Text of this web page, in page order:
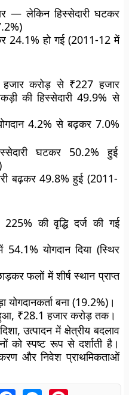
— लेकिन हिस्सेदारी घटकर
24.1% हो गई (2011-12 में
करोड़ से ₹227 हजार
की हिस्सेदारी 49.9% से
4.2% से बढ़कर 7.0%
घटकर 50.2% हुई
बढ़कर 49.8% हुई (2011-
की वृद्धि दर्ज की गई
योगदान दिया (स्थिर
फलों में शीर्ष स्थान प्राप्त
बना (19.2%)।
₹28.1 हजार करोड़ तक।
उत्पादन में क्षेत्रीय बदलाव
को स्पष्ट रूप से दर्शाती है।
और निवेश प्राथमिकताओं